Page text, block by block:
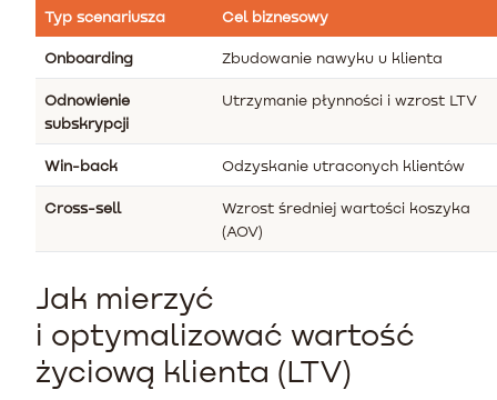
Typ scenariusza Cel biznesowy
Onboarding Zbudowanie nawyku u klienta
Odnowienie
subskrypcji
Utrzymanie płynności i wzrost LTV
Win-back Odzyskanie utraconych klientów
Cross-sell
Wzrost średniej wartości koszyka
(AOV)
Jak mierzyć
i optymalizować wartość
życiową klienta (LTV)